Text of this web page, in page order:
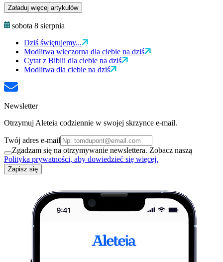
Załaduj więcej artykułów
sobota 8 sierpnia
Dziś świętujemy...
Modlitwa wieczorna dla ciebie na dziś
Cytat z Biblii dla ciebie na dziś
Modlitwa dla ciebie na dziś
Newsletter
Otrzymuj Aleteia codziennie w swojej skrzynce e-mail.
Twój adres e-mail
Zgadzam się na otrzymywanie newslettera. Zobacz naszą
Polityka prywatności, aby dowiedzieć się więcej.
Zapisz się